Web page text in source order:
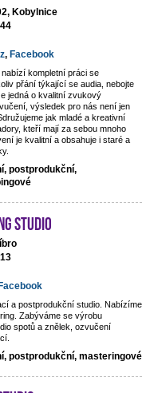
Kobylnice
, Facebook
kompletní práci se
přání týkající se audia, nebojte
jedná o kvalitní zvukový
výsledek pro nás není jen
jak mladé a kreativní
kteří mají za sebou mnoho
je kvalitní a obsahuje i staré a
postprodukční,
Studio
Facebook
a postprodukční studio. Nabízíme
Zabýváme se výrobu
spotů a znělek, ozvučení
postprodukční, masteringové